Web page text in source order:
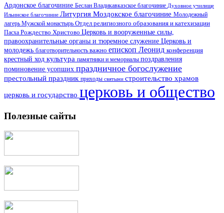
Ардонское благочиние Беслан Владикавказское благочиние Духовное училище
Ильинское благочиние Литургия Моздокское благочиние Молодежный
лагерь Мужской монастырь Отдел религиозного образования и катехизации
Пасха Рождество Христово Церковь и вооруженные силы,
правоохранительные органы и тюремное служение Церковь и
молодежь благотворительность важно епископ Леонид конференция
крестный ход культура памятники и мемориалы поздравления
поминовение усопших праздничное богослужение
престольный праздник приходы святыни строительство храмов
церковь и государство церковь и общество
Полезные сайты